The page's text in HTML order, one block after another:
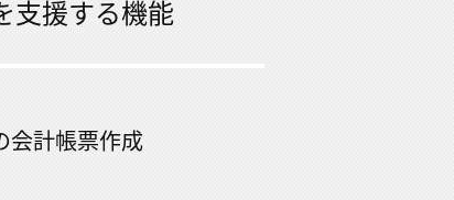
支援する機能
会計帳票作成